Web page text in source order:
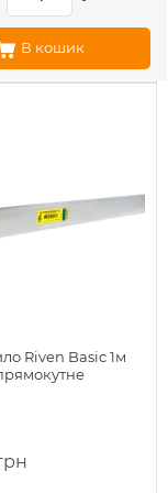
В кошик
Riven Basic 1м